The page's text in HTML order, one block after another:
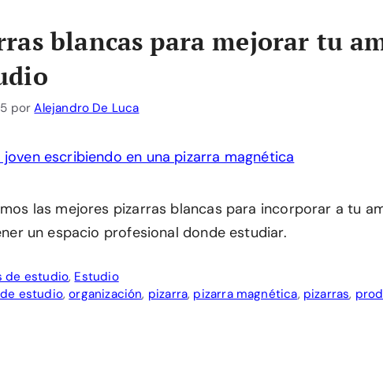
blancas para mejorar tu
porAlejandro De Luca
las mejores pizarras blancas para incorporar a tu
un espacio profesional donde estudiar.
de estudio, Estudio
estudio,organización, pizarra, pizarra magnética, pizarras,